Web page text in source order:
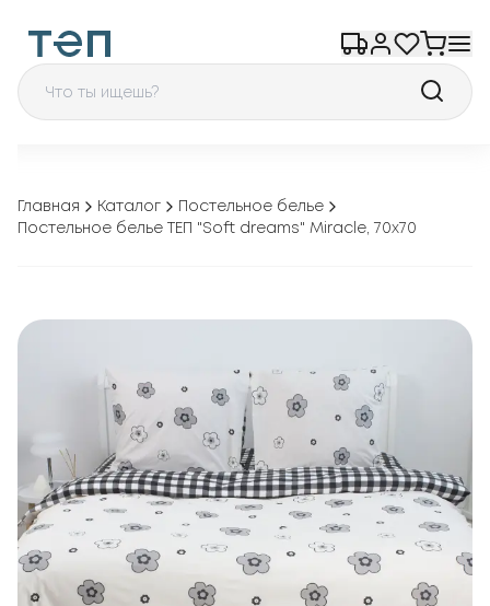
Главная Каталог
Постельное белье
Постельное белье ТЕП "Soft dreams" Miracle, 70x70